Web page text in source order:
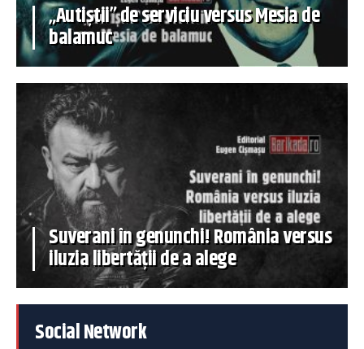
„Autiștii” de serviciu versus Mesia de
balamuc
Suverani în genunchi! România versus
iluzia libertății de a alege
Social Network